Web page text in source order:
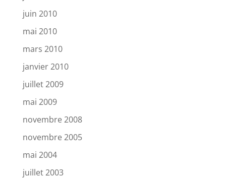
juin 2010
mai 2010
mars 2010
janvier 2010
juillet 2009
mai 2009
novembre 2008
novembre 2005
mai 2004
juillet 2003